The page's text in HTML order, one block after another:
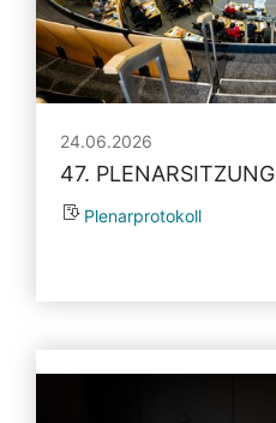
24.06.2026
47. PLENARSITZUNG
Plenarprotokoll